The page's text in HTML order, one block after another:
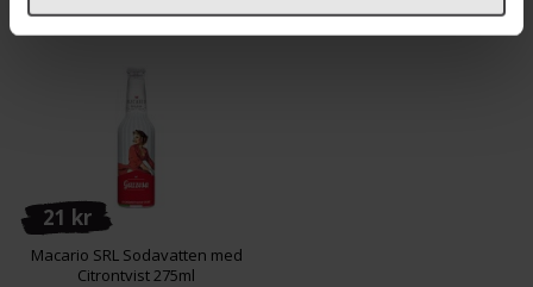
21 kr
Macario SRL Sodavatten med
Citrontvist 275ml